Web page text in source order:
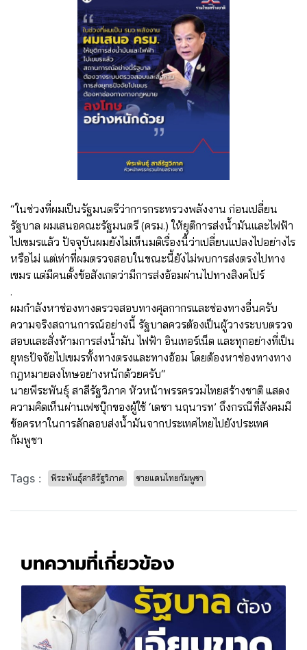
“ในช่วงที่ผมเป็นรัฐมนตรีว่าการกระทรวงพลังงาน ก่อนเปลี่ยน
รัฐบาล ผมเสนอคณะรัฐมนตรี (ครม.) ให้ยุติการส่งน้ำมันและไฟฟ้า
ไปเขมรแล้ว ปัจจุบันผมยังไม่เห็นมติเรื่องนี้ว่าเปลี่ยนแปลงไปอย่างไร
หรือไม่ แต่เท่าที่ผมตรวจสอบในขณะนี้ยังไม่พบการส่งตรงไปทาง
เขมร แต่มีคนตั้งข้อสังเกตว่ามีการส่งอ้อมผ่านไปทางสิงคโปร์
.
ผมกำลังหาช่องทางตรวจสอบทางศุลกากรและช่องทางอื่นครับ
ความจริงสถานการณ์อย่างนี้ รัฐบาลควรต้องเป็นผู้วางระบบตรวจ
สอบและสั่งห้ามการส่งน้ำมัน ไฟฟ้า อินเทอร์เน็ต และทุกอย่างที่เป็น
ยุทธปัจจัยไปเขมรทั้งทางตรงและทางอ้อม โดยต้องหาช่องทางทาง
กฎหมายลงโทษอย่างหนักด้วยครับ“
นายพีระพันธุ์ สาลีรัฐวิภาค หัวหน้าพรรครวมไทยสร้างชาติ แสดง
ความคิดเห็นผ่านเฟซบุ๊กของผู้ใช้ ‘เดชา นฤนารท’ ถึงกรณีที่สังคมมี
ข้อครหาในการลักลอบส่งน้ำมันจากประเทศไทยไปยังประเทศ
กัมพูชา
Tags : พีระพันธุ์สาลีรัฐวิภาค ชายแดนไทยกัมพูชา
บทความที่เกี่ยวข้อง